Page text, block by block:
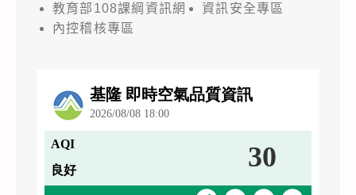
教育部108課綱資訊網
資訊安全專區
內控稽核專區